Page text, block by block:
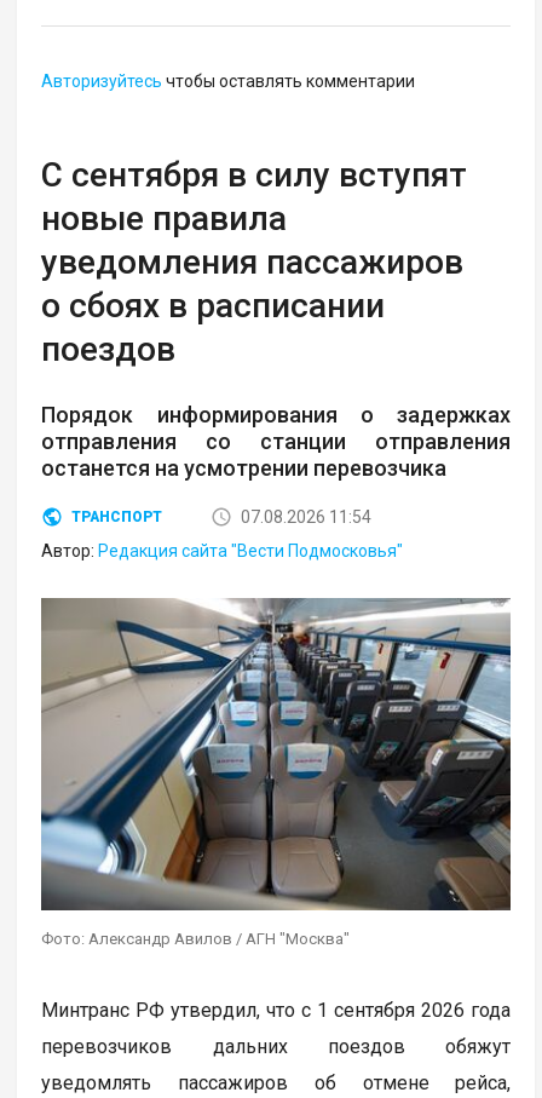
Авторизуйтесь чтобы оставлять комментарии
С сентября в силу вступят
новые правила
уведомления пассажиров
о сбоях в расписании
поездов
Порядок информирования о задержках
отправления со станции отправления
останется на усмотрении перевозчика
ТРАНСПОРТ
07.08.2026 11:54
Автор: Редакция сайта "Вести Подмосковья"
Фото: Александр Авилов / АГН "Москва"
Минтранс РФ утвердил, что с 1 сентября 2026 года
перевозчиков дальних поездов обяжут
уведомлять пассажиров об отмене рейса,